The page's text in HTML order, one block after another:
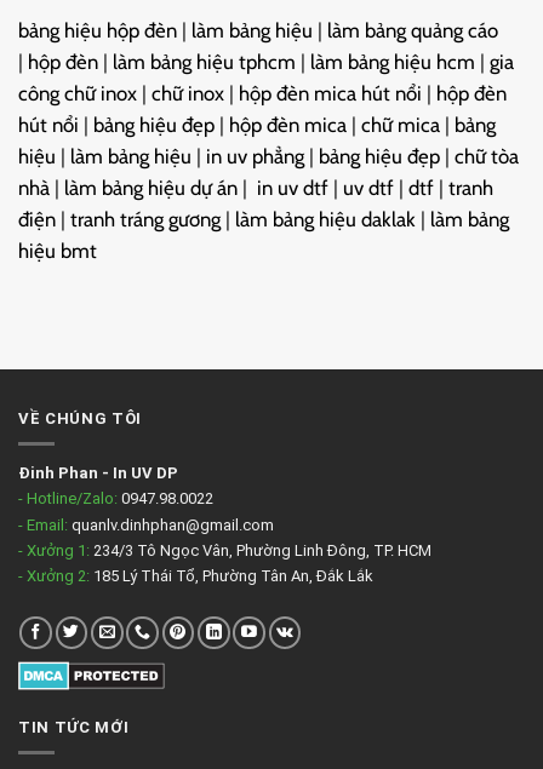
bảng hiệu hộp đèn | làm bảng hiệu | làm bảng quảng cáo
| hộp đèn | làm bảng hiệu tphcm | làm bảng hiệu hcm | gia
công chữ inox | chữ inox | hộp đèn mica hút nổi | hộp đèn
hút nổi | bảng hiệu đẹp | hộp đèn mica | chữ mica | bảng
hiệu | làm bảng hiệu | in uv phẳng | bảng hiệu đẹp | chữ tòa
nhà | làm bảng hiệu dự án | in uv dtf | uv dtf | dtf | tranh
điện | tranh tráng gương | làm bảng hiệu daklak | làm bảng
hiệu bmt
VỀ CHÚNG TÔI
Đinh Phan - In UV DP
- Hotline/Zalo: 0947.98.0022
- Email: quanlv.dinhphan@gmail.com
- Xưởng 1: 234/3 Tô Ngọc Vân, Phường Linh Đông, TP. HCM
- Xưởng 2: 185 Lý Thái Tổ, Phường Tân An, Đắk Lắk
TIN TỨC MỚI